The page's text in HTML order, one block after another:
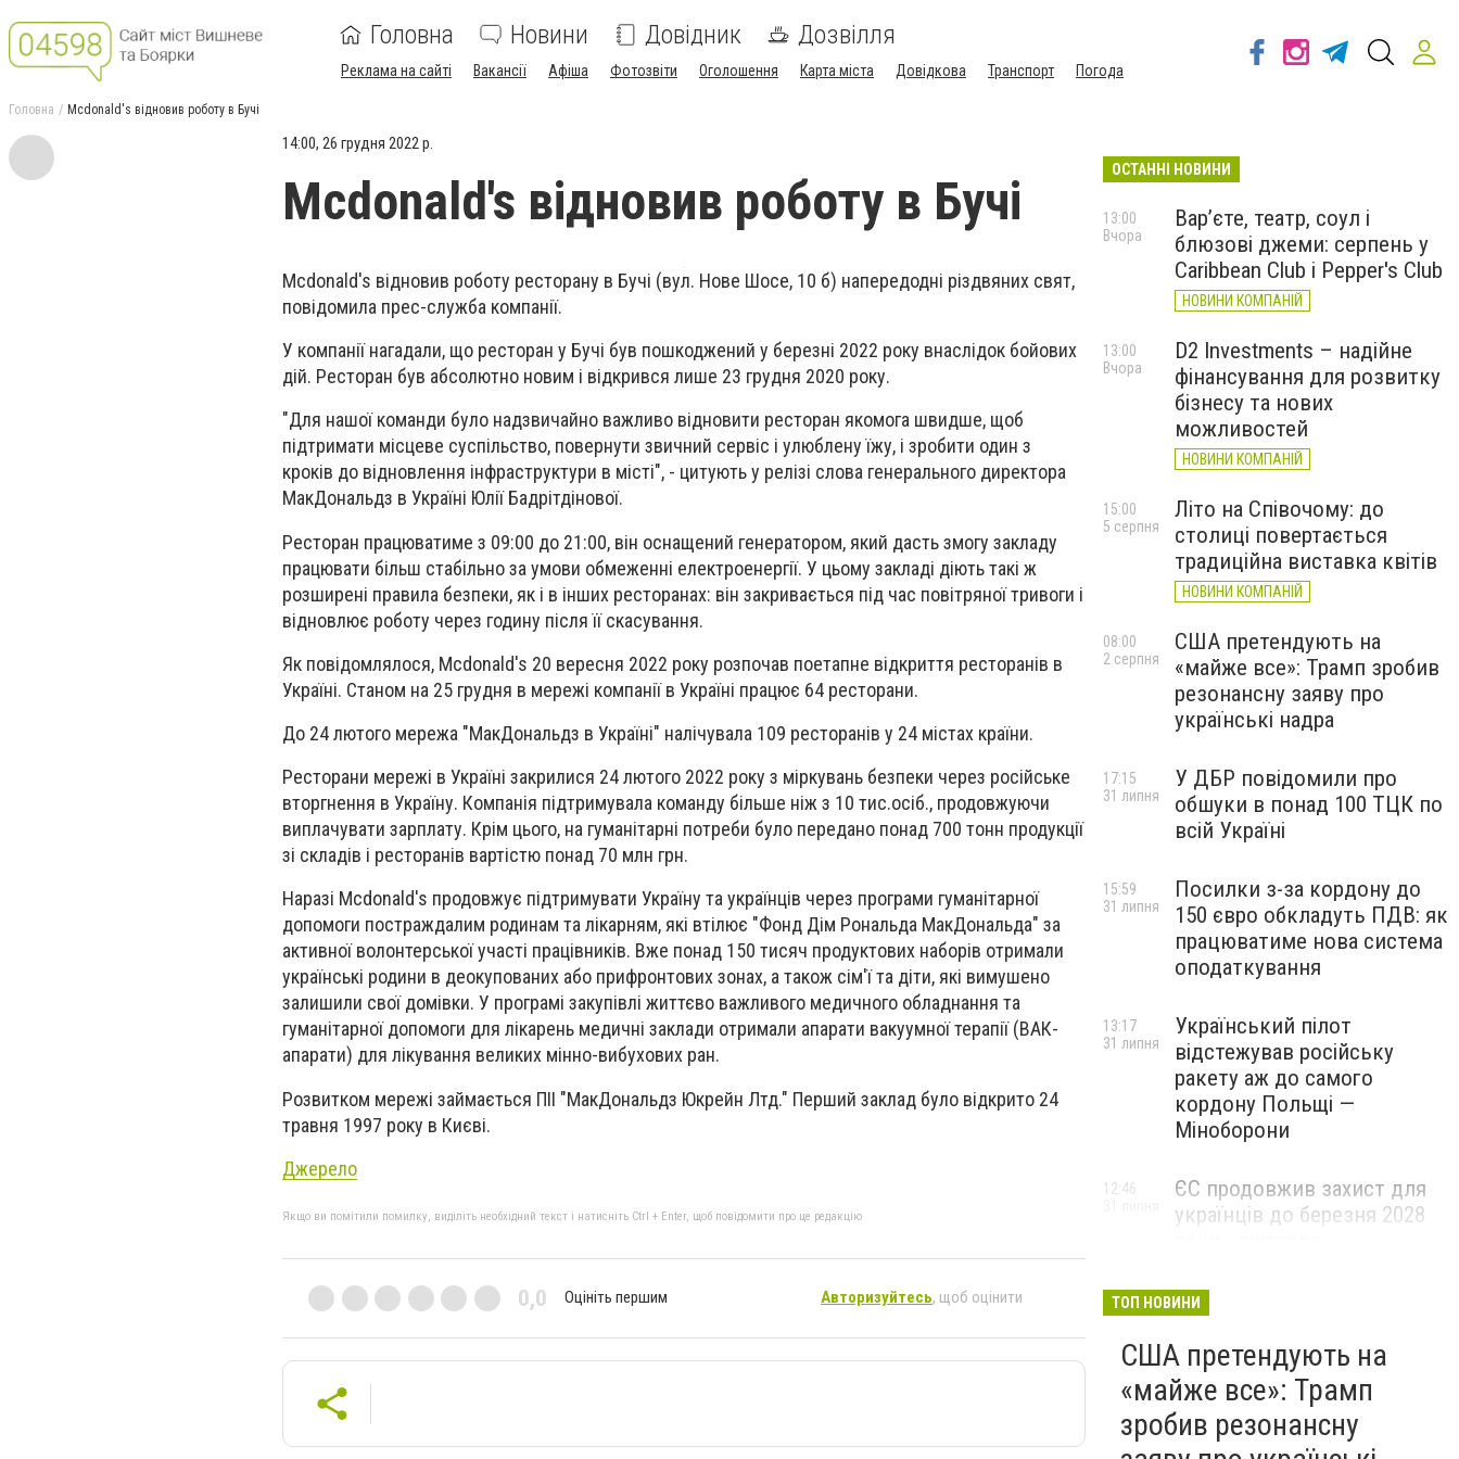
Головна Новини Довідник Дозвілля
Реклама на сайті Вакансії Афіша Фотозвіти Оголошення Карта міста Довідкова Транспорт Погода
Головна Mcdonald's відновив роботу в Бучі
14:00, 26 грудня 2022 р.
Mcdonald's відновив роботу в Бучі
Mcdonald's відновив роботу ресторану в Бучі (вул. Нове Шосе, 10 б) напередодні різдвяних свят,
повідомила прес-служба компанії.
У компанії нагадали, що ресторан у Бучі був пошкоджений у березні 2022 року внаслідок бойових
дій. Ресторан був абсолютно новим і відкрився лише 23 грудня 2020 року.
"Для нашої команди було надзвичайно важливо відновити ресторан якомога швидше, щоб
підтримати місцеве суспільство, повернути звичний сервіс і улюблену їжу, і зробити один з
кроків до відновлення інфраструктури в місті", - цитують у релізі слова генерального директора
МакДональдз в Україні Юлії Бадрітдінової.
Ресторан працюватиме з 09:00 до 21:00, він оснащений генератором, який дасть змогу закладу
працювати більш стабільно за умови обмеженні електроенергії. У цьому закладі діють такі ж
розширені правила безпеки, як і в інших ресторанах: він закривається під час повітряної тривоги і
відновлює роботу через годину після її скасування.
Як повідомлялося, Mcdonald's 20 вересня 2022 року розпочав поетапне відкриття ресторанів в
Україні. Станом на 25 грудня в мережі компанії в Україні працює 64 ресторани.
До 24 лютого мережа "МакДональдз в Україні" налічувала 109 ресторанів у 24 містах країни.
Ресторани мережі в Україні закрилися 24 лютого 2022 року з міркувань безпеки через російське
вторгнення в Україну. Компанія підтримувала команду більше ніж з 10 тис.осіб., продовжуючи
виплачувати зарплату. Крім цього, на гуманітарні потреби було передано понад 700 тонн продукції
зі складів і ресторанів вартістю понад 70 млн грн.
Наразі Mcdonald's продовжує підтримувати Україну та українців через програми гуманітарної
допомоги постраждалим родинам та лікарням, які втілює "Фонд Дім Рональда МакДональда" за
активної волонтерської участі працівників. Вже понад 150 тисяч продуктових наборів отримали
українські родини в деокупованих або прифронтових зонах, а також сім'ї та діти, які вимушено
залишили свої домівки. У програмі закупівлі життєво важливого медичного обладнання та
гуманітарної допомоги для лікарень медичні заклади отримали апарати вакуумної терапії (ВАК-
апарати) для лікування великих мінно-вибухових ран.
Розвитком мережі займається ПІІ "МакДональдз Юкрейн Лтд." Перший заклад було відкрито 24
травня 1997 року в Києві.
Джерело
Якщо ви помітили помилку, виділіть необхідний текст і натисніть Ctrl + Enter, щоб повідомити про це редакцію
0,0 Оцініть першим Авторизуйтесь, щоб оцінити
ОСТАННІ НОВИНИ
Вар’єте, театр, соул і
блюзові джеми: серпень у
Caribbean Club і Pepper's Club
НОВИНИ КОМПАНІЙ
13:00
Вчора
D2 Investments – надійне
фінансування для розвитку
бізнесу та нових
можливостей
НОВИНИ КОМПАНІЙ
13:00
Вчора
Літо на Співочому: до
столиці повертається
традиційна виставка квітів
НОВИНИ КОМПАНІЙ
15:00
5 серпня
США претендують на
«майже все»: Трамп зробив
резонансну заяву про
українські надра
08:00
2 серпня
У ДБР повідомили про
обшуки в понад 100 ТЦК по
всій Україні
17:15
31 липня
Посилки з-за кордону до
150 євро обкладуть ПДВ: як
працюватиме нова система
оподаткування
15:59
31 липня
Український пілот
відстежував російську
ракету аж до самого
кордону Польщі —
Міноборони
13:17
31 липня
ЄС продовжив захист для
українців до березня 2028
12:46
ТОП НОВИНИ
США претендують на
«майже все»: Трамп
зробив резонансну